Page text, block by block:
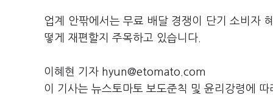
업계 안팎에서는 무료 배달 경쟁이 단기 소비자
떻게 재편할지 주목하고 있습니다.
이혜현 기자 hyun@etomato.com
이 기사는 뉴스토마토 보도준칙 및 윤리강령에